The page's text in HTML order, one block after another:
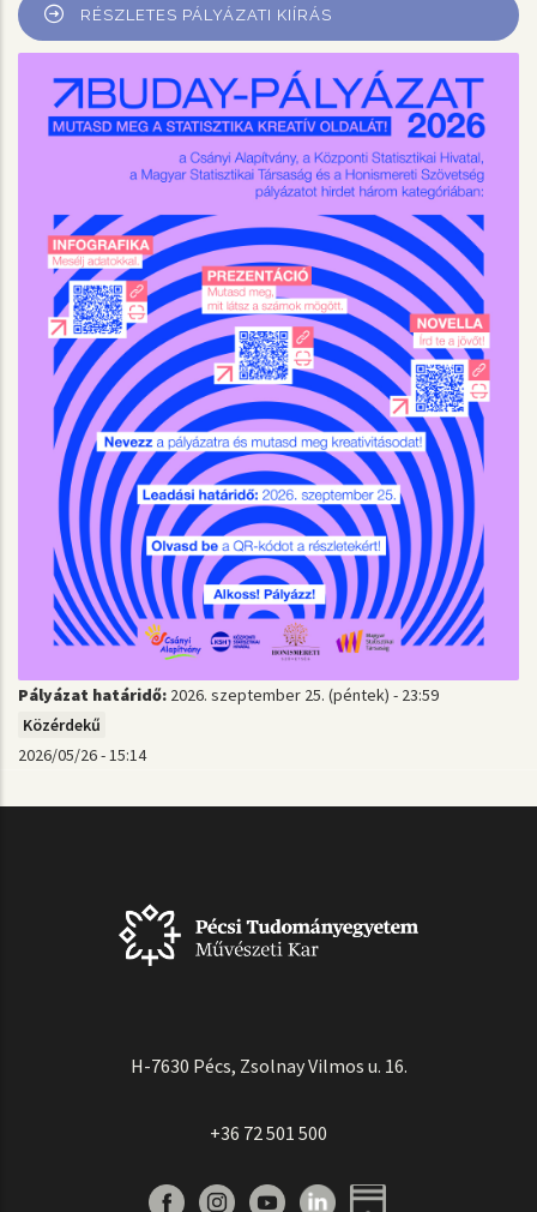
RÉSZLETES PÁLYÁZATI KIÍRÁS
Pályázat határidő: 2026. szeptember 25. (péntek) - 23:59
Közérdekű
2026/05/26 - 15:14
H-7630 Pécs, Zsolnay Vilmos u. 16.
+36 72 501 500